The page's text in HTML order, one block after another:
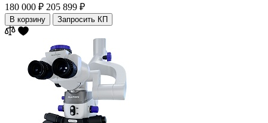
180 000 ₽ 205 899 ₽
В корзину Запросить КП